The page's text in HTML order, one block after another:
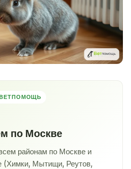
по Москве
районам по Москве и
(Химки, Мытищи, Реутов,